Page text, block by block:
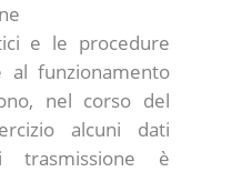
e le procedure
al funzionamento
nel corso del
alcuni dati
trasmissione è